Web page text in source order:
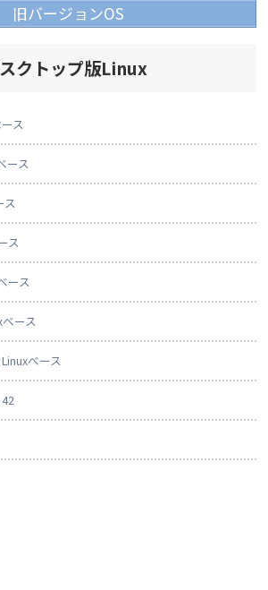
旧バージョンOS
クトップ版Linux
ス
ース
ス
ス
ース
ース
ベース